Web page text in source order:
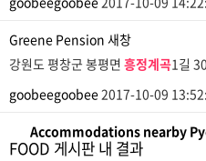
Greene Pension 새창
강원도 평창군 봉평면 흥정계곡1길 30
goobeegoobee2017-10-09
Accommodations nearby
FOOD 게시판 내 결과